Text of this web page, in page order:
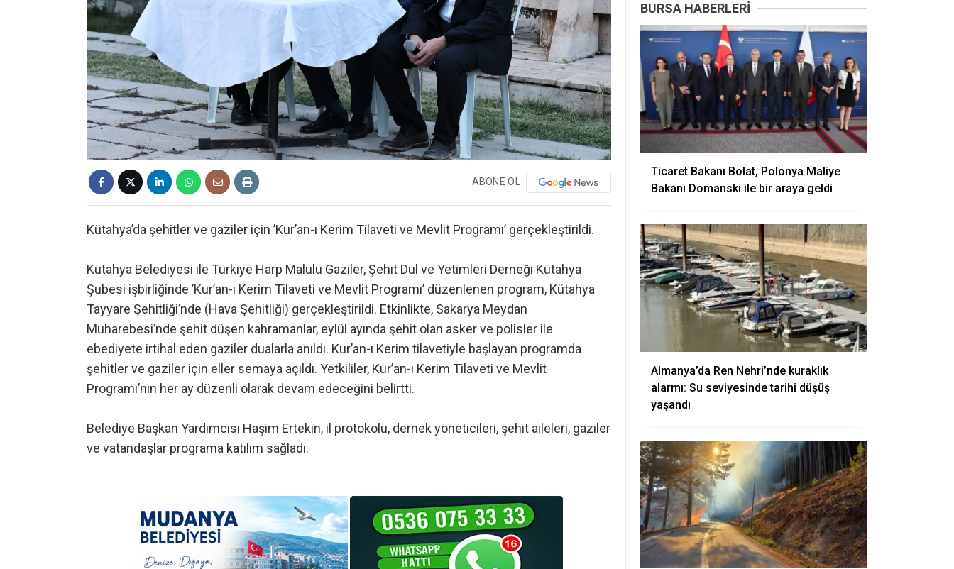
ABONE OL
Kütahya’da şehitler ve gaziler için ’Kur’an-ı Kerim Tilaveti ve Mevlit Programı’ gerçekleştirildi.
Kütahya Belediyesi ile Türkiye Harp Malulü Gaziler, Şehit Dul ve Yetimleri Derneği Kütahya
Şubesi işbirliğinde ’Kur’an-ı Kerim Tilaveti ve Mevlit Programı’ düzenlenen program, Kütahya
Tayyare Şehitliği’nde (Hava Şehitliği) gerçekleştirildi. Etkinlikte, Sakarya Meydan
Muharebesi’nde şehit düşen kahramanlar, eylül ayında şehit olan asker ve polisler ile
ebediyete irtihal eden gaziler dualarla anıldı. Kur’an-ı Kerim tilavetiyle başlayan programda
şehitler ve gaziler için eller semaya açıldı. Yetkililer, Kur’an-ı Kerim Tilaveti ve Mevlit
Programı’nın her ay düzenli olarak devam edeceğini belirtti.
Belediye Başkan Yardımcısı Haşim Ertekin, il protokolü, dernek yöneticileri, şehit aileleri, gaziler
ve vatandaşlar programa katılım sağladı.
BURSA HABERLERI
Ticaret Bakanı Bolat, Polonya Maliye
Bakanı Domanski ile bir araya geldi
Almanya’da Ren Nehri’nde kuraklık
alarmı: Su seviyesinde tarihi düşüş
yaşandı